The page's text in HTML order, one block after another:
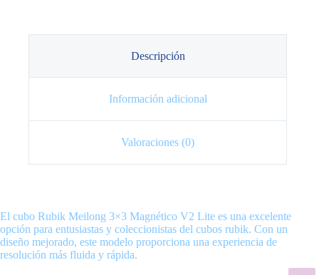
Descripción
Información adicional
Valoraciones (0)
El cubo Rubik Meilong 3×3 Magnético V2 Lite es una excelente
opción para entusiastas y coleccionistas del cubos rubik. Con un
diseño mejorado, este modelo proporciona una experiencia de
resolución más fluida y rápida.